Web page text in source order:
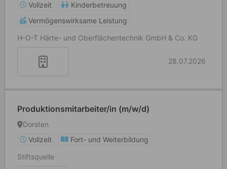
Vollzeit
Kinderbetreuung
Vermögenswirksame Leistung
H-O-T Härte- und Oberflächentechnik GmbH & Co. KG
28.07.2026
Produktionsmitarbeiter/in (m/w/d)
Dorsten
Vollzeit
Fort- und Weiterbildung
Stiftsquelle